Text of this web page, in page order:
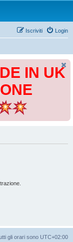
Login
Iscriviti
IN UK
gli orari sono UTC+02:00